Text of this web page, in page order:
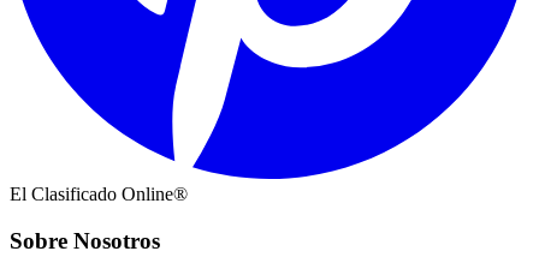
El Clasificado Online®
Sobre Nosotros